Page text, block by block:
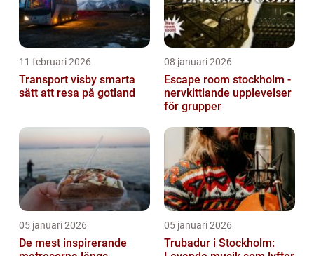
11 februari 2026
Transport visby smarta
sätt att resa på gotland
08 januari 2026
Escape room stockholm -
nervkittlande upplevelser
för grupper
05 januari 2026
De mest inspirerande
05 januari 2026
Trubadur i Stockholm: